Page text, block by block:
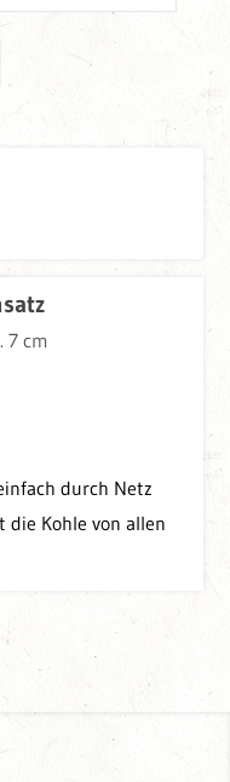
7 cm
durch Netz
die Kohle von allen